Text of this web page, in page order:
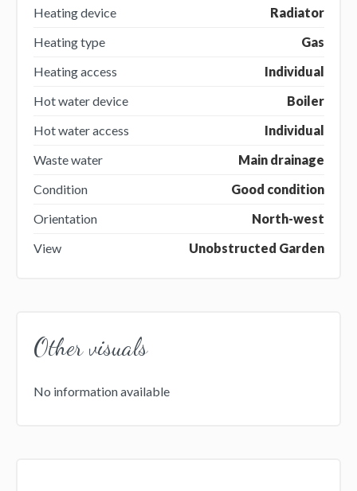
Heating device
Radiator
Heating type
Gas
Heating access
Individual
Hot water device
Boiler
Hot water access
Individual
Waste water
Main drainage
Condition
Good condition
Orientation
North-west
View
Unobstructed Garden
Other visuals
No information available